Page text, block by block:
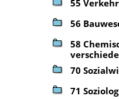
55
56
58
70
71